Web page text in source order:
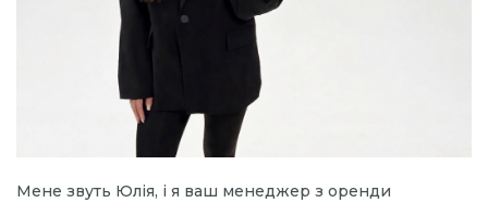
Мене звуть Юлія, і я ваш менеджер з оренди